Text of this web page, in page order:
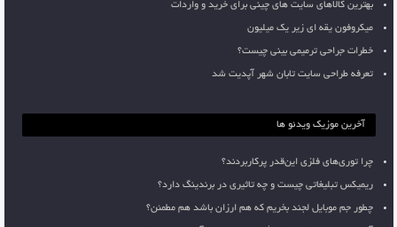
بهترین کالاهای سایت های چینی برای خرید و واردات
میکروفون یقه ای زیر یک میلیون
خطرات جراحی ترمیمی بینی چیست؟
تعرفه طراحی سایت تابان شهر آپدیت شد
آخرین موزیک ویدئو ها
چرا توری‌های فلزی این‌قدر پرکاربردند؟
ریمیکس تبلیغاتی چیست و چه تاثیری در برندینگ دارد؟
چطور جم موبایل لجند بخریم که هم ارزان باشد هم مطمئن؟